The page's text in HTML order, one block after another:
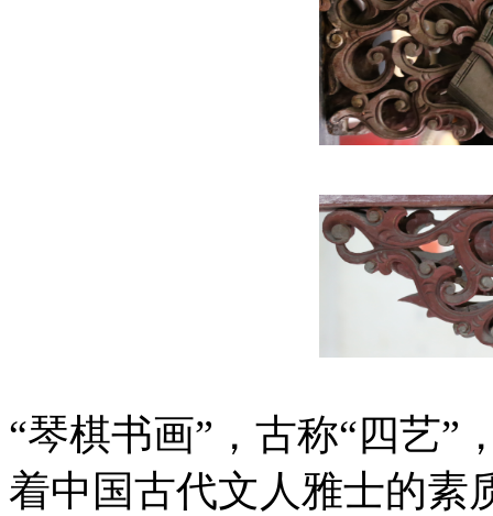
“琴棋书画”，古称“四艺”
着中国古代文人雅士的素